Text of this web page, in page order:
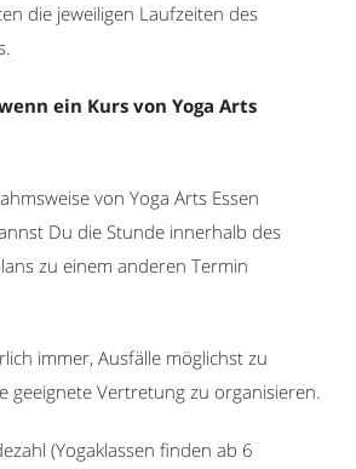
die jeweiligen Laufzeiten des
ein Kurs von Yoga Arts
von Yoga Arts Essen
Du die Stunde innerhalb des
zu einem anderen Termin
immer, Ausfälle möglichst zu
geeignete Vertretung zu organisieren.
(Yogaklassen finden ab 6